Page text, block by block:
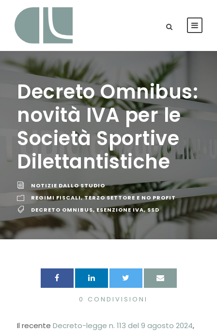
Decreto Omnibus:
novità IVA per le
Società Sportive
Dilettantistiche
NOTIZIE DALLO STUDIO
REGIMI FISCALI,TERZO SETTORE E NO PROFIT
DECRETO OMNIBUS,ESENZIONE IVA,SSD
0 CONDIVISIONI
Il recente Decreto-legge n. 113 del 9 agosto 2024,